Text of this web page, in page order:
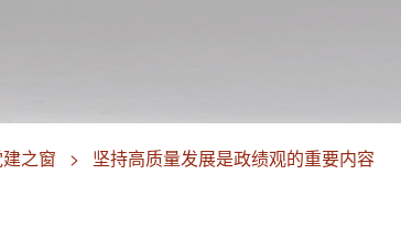
之窗 > 坚持高质量发展是政绩观的重要内容